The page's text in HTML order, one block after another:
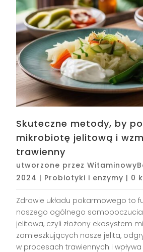
Skuteczne metody, by
mikrobiotę jelitową i
trawienny
utworzone przez
2024 | Probiotyki i enzymy | 0
Zdrowie układu pokarmowego to
naszego ogólnego
jelitowa, czyli złożony ekosystem
zamieszkujących nasze jelita,
w procesach trawiennych i